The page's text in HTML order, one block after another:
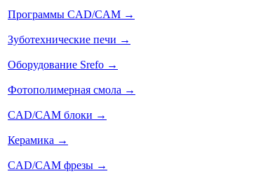
Программы CAD/CAM →
Зуботехнические печи →
Оборудование Srefo →
Фотополимерная смола →
CAD/CAM блоки →
Керамика →
CAD/CAM фрезы →